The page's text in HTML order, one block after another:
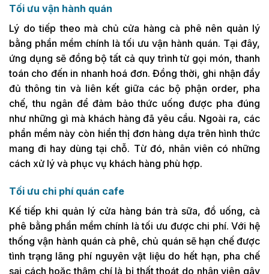
Tối ưu vận hành quán
Lý do tiếp theo mà chủ cửa hàng cà phê nên quản lý
bằng phần mềm chính là tối ưu vận hành quán. Tại đây,
ứng dụng sẽ đồng bộ tất cả quy trình từ gọi món, thanh
toán cho đến in nhanh hoá đơn. Đồng thời, ghi nhận đầy
đủ thông tin và liên kết giữa các bộ phận order, pha
chế, thu ngân để đảm bảo thức uống được pha đúng
như những gì mà khách hàng đã yêu cầu. Ngoài ra, các
phần mềm này còn hiển thị đơn hàng dựa trên hình thức
mang đi hay dùng tại chỗ. Từ đó, nhân viên có những
cách xử lý và phục vụ khách hàng phù hợp.
Tối ưu chi phí quán cafe
Kế tiếp khi quản lý cửa hàng bán trà sữa, đồ uống, cà
phê bằng phần mềm chính là tối ưu được chi phí. Với hệ
thống vận hành quán cà phê, chủ quán sẽ hạn chế được
tình trạng lãng phí nguyên vật liệu do hết hạn, pha chế
sai cách hoặc thậm chí là bị thất thoát do nhân viên gây